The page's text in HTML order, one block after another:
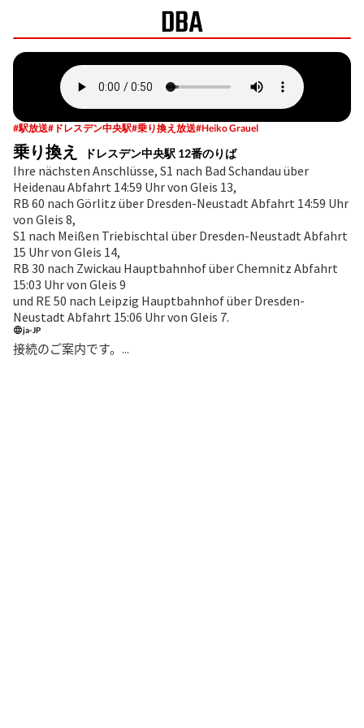
#駅放送# ドレスデン中央駅#乗り換え放送#Heiko Grauel
乗り換え ドレスデン中央駅 12番のりば
Ihre nächsten Anschlüsse, S1 nach Bad Schandau über
Heidenau Abfahrt 14:59 Uhr von Gleis 13,
RB 60 nach Görlitz über Dresden-Neustadt Abfahrt 14:59 Uhr
von Gleis 8,
S1 nach Meißen Triebischtal über Dresden-Neustadt Abfahrt
15 Uhr von Gleis 14,
RB 30 nach Zwickau Hauptbahnhof über Chemnitz Abfahrt
15:03 Uhr von Gleis 9
und RE 50 nach Leipzig Hauptbahnhof über Dresden-
Neustadt Abfahrt 15:06 Uhr von Gleis 7.
ja-JP
接続のご案内です。...